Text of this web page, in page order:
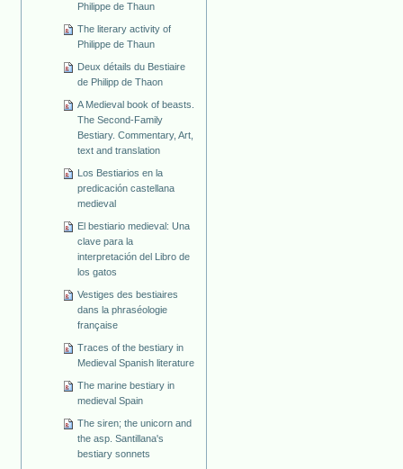
Philippe de Thaun
The literary activity of
Philippe de Thaun
Deux détails du Bestiaire
de Philipp de Thaon
A Medieval book of beasts.
The Second-Family
Bestiary. Commentary, Art,
text and translation
Los Bestiarios en la
predicación castellana
medieval
El bestiario medieval: Una
clave para la
interpretación del Libro de
los gatos
Vestiges des bestiaires
dans la phraséologie
française
Traces of the bestiary in
Medieval Spanish literature
The marine bestiary in
medieval Spain
The siren; the unicorn and
the asp. Santillana's
bestiary sonnets